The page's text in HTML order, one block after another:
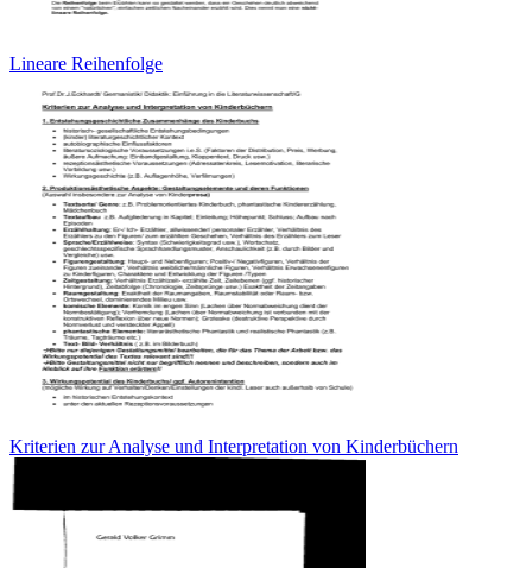
Lineare Reihenfolge
Kriterien zur Analyse und Interpretation von Kinderbüchern